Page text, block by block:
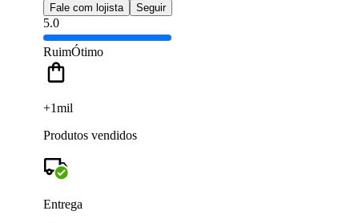
Fale com lojista Seguir
5.0
RuimÓtimo
+1mil
Produtos vendidos
Entrega